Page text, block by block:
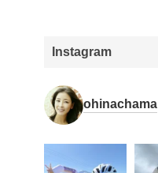
Instagram
ohinachama